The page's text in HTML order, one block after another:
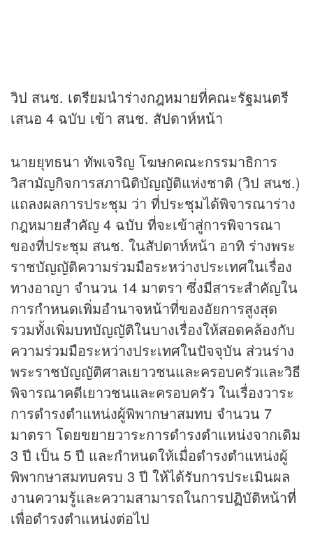
วิป สนช. เตรียมนำร่างกฎหมายที่คณะรัฐมนตรี
เสนอ 4 ฉบับ เข้า สนช. สัปดาห์หน้า
นายยุทธนา ทัพเจริญ โฆษกคณะกรรมาธิการ
วิสามัญกิจการสภานิติบัญญัติแห่งชาติ (วิป สนช.)
แถลงผลการประชุม ว่า ที่ประชุมได้พิจารณาร่าง
กฎหมายสำคัญ 4 ฉบับ ที่จะเข้าสู่การพิจารณา
ของที่ประชุม สนช. ในสัปดาห์หน้า อาทิ ร่างพระ
ราชบัญญัติความร่วมมือระหว่างประเทศในเรื่อง
ทางอาญา จำนวน 14 มาตรา ซึ่งมีสาระสำคัญใน
การกำหนดเพิ่มอำนาจหน้าที่ของอัยการสูงสุด
รวมทั้งเพิ่มบทบัญญัติในบางเรื่องให้สอดคล้องกับ
ความร่วมมือระหว่างประเทศในปัจจุบัน ส่วนร่าง
พระราชบัญญัติศาลเยาวชนและครอบครัวและวิธี
พิจารณาคดีเยาวชนและครอบครัว ในเรื่องวาระ
การดำรงตำแหน่งผู้พิพากษาสมทบ จำนวน 7
มาตรา โดยขยายวาระการดำรงตำแหน่งจากเดิม
3 ปี เป็น 5 ปี และกำหนดให้เมื่อดำรงตำแหน่งผู้
พิพากษาสมทบครบ 3 ปี ให้ได้รับการประเมินผล
งานความรู้และความสามารถในการปฏิบัติหน้าที่
เพื่อดำรงตำแหน่งต่อไป